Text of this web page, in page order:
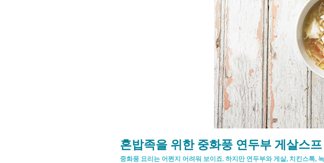
혼밥족을 위한 중화풍 연두부 게살스프
중화풍 요리는 어쩐지 어려워 보이죠. 하지만 연두부와 게살, 치킨스톡,